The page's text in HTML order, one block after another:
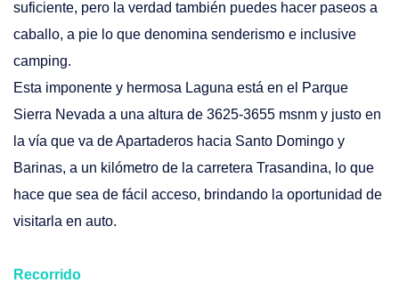
suficiente, pero la verdad también puedes hacer paseos a
caballo, a pie lo que denomina senderismo e inclusive
camping.
Esta imponente y hermosa Laguna está en el Parque
Sierra Nevada a una altura de 3625-3655 msnm y justo en
la vía que va de Apartaderos hacia Santo Domingo y
Barinas, a un kilómetro de la carretera Trasandina, lo que
hace que sea de fácil acceso, brindando la oportunidad de
visitarla en auto.
Recorrido